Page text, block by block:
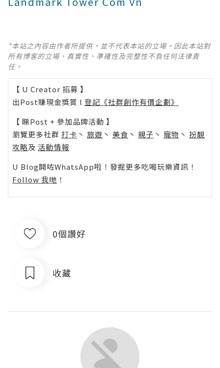
*本站之內容由作者所提供，並不代表本站的立場。因此本站對
所有博客的立場、真實性、準確性及完整性不負任何法律責
任。
【 U Creator 招募 】
出Post賺現金獎賞 l 登記《社群創作有價企劃》
【 睇Post + 參加品牌活動 】
瀏覽更多社群 打卡 丶 旅遊 丶 美食 丶 親子 丶 寵物 丶 扮靚
攻略及 活動情報
U Blog開咗WhatsApp啦！發掘更多吃喝玩樂資訊！
Follow 我哋 ！
0個讚好
收藏